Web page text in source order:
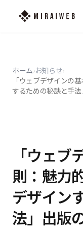
ホーム›お知らせ›
「ウェブデザインの
するための秘訣と手
「ウェ
則：魅力
デザイン
法」出版